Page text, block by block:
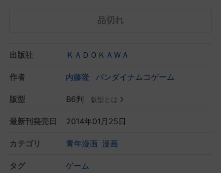
品切れ
出版社 ＫＡＤＯＫＡＷＡ
作者 内藤隆 バンダイナムコゲーム
版型 B6判 版型とは
最新刊発売日 2014年01月25日
カテゴリ 青年漫画 漫画
タグ ゲーム